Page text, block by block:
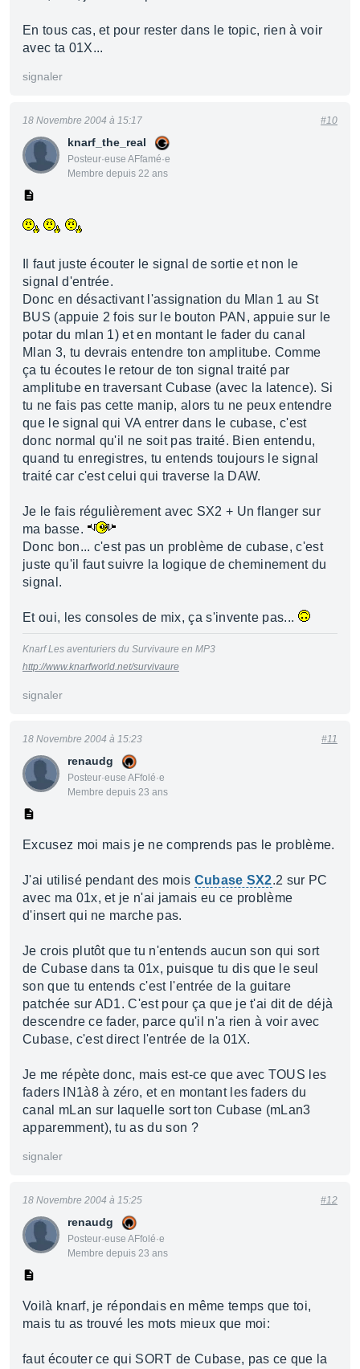
En tous cas, et pour rester dans le topic, rien à voir
avec ta 01X...
signaler
knarf_the_real
Posteur·euse AFfamé·e
Membre depuis 22 ans
18 Novembre 2004 à 15:17 #10
Il faut juste écouter le signal de sortie et non le
signal d'entrée.
Donc en désactivant l'assignation du Mlan 1 au St
BUS (appuie 2 fois sur le bouton PAN, appuie sur le
potar du mlan 1) et en montant le fader du canal
Mlan 3, tu devrais entendre ton amplitube. Comme
ça tu écoutes le retour de ton signal traité par
amplitube en traversant Cubase (avec la latence). Si
tu ne fais pas cette manip, alors tu ne peux entendre
que le signal qui VA entrer dans le cubase, c'est
donc normal qu'il ne soit pas traité. Bien entendu,
quand tu enregistres, tu entends toujours le signal
traité car c'est celui qui traverse la DAW.
Je le fais régulièrement avec SX2 + Un flanger sur
ma basse.
Donc bon... c'est pas un problème de cubase, c'est
juste qu'il faut suivre la logique de cheminement du
signal.
Et oui, les consoles de mix, ça s'invente pas...
Knarf Les aventuriers du Survivaure en MP3
http://www.knarfworld.net/survivaure
signaler
renaudg
Posteur·euse AFfolé·e
Membre depuis 23 ans
18 Novembre 2004 à 15:23 #11
Excusez moi mais je ne comprends pas le problème.
J'ai utilisé pendant des mois Cubase SX2.2 sur PC
avec ma 01x, et je n'ai jamais eu ce problème
d'insert qui ne marche pas.
Je crois plutôt que tu n'entends aucun son qui sort
de Cubase dans ta 01x, puisque tu dis que le seul
son que tu entends c'est l'entrée de la guitare
patchée sur AD1. C'est pour ça que je t'ai dit de déjà
descendre ce fader, parce qu'il n'a rien à voir avec
Cubase, c'est direct l'entrée de la 01X.
Je me répète donc, mais est-ce que avec TOUS les
faders IN1à8 à zéro, et en montant les faders du
canal mLan sur laquelle sort ton Cubase (mLan3
apparemment), tu as du son ?
signaler
renaudg
Posteur·euse AFfolé·e
Membre depuis 23 ans
18 Novembre 2004 à 15:25 #12
Voilà knarf, je répondais en même temps que toi,
mais tu as trouvé les mots mieux que moi:
faut écouter ce qui SORT de Cubase, pas ce que la